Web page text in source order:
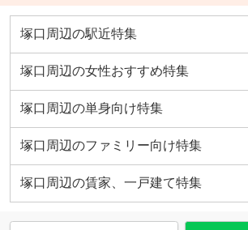
塚口周辺の駅近特集
塚口周辺の女性おすすめ特集
塚口周辺の単身向け特集
塚口周辺のファミリー向け特集
塚口周辺の賃家、一戸建て特集